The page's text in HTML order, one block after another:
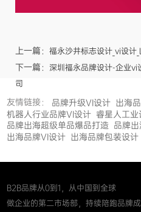
上一篇： 福永沙井标志设计_vi设计
下一篇： 深圳福永品牌设计-企业
司
友情链接： 品牌升级VI设计 出海
机器人行业品牌VI设计 睿星人工业
品牌出海超级单品爆品打造 品牌
出海品牌VI设计 出海品牌包装设计
B2B品牌从0到1，从中国到全球
做企业的第二市场部，持续陪跑品牌